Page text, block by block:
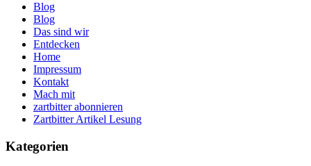
Blog
Blog
Das sind wir
Entdecken
Home
Impressum
Kontakt
Mach mit
zartbitter abonnieren
Zartbitter Artikel Lesung
Kategorien